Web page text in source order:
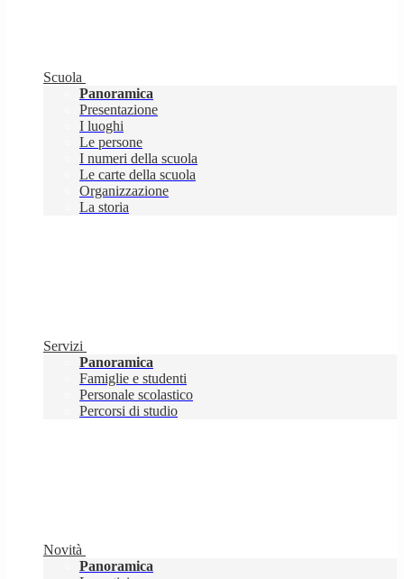
Scuola
Panoramica
Presentazione
I luoghi
Le persone
I numeri della scuola
Le carte della scuola
Organizzazione
La storia
Servizi
Panoramica
Famiglie e studenti
Personale scolastico
Percorsi di studio
Novità
Panoramica